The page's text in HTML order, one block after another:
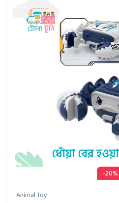
-20%
Animal Toy